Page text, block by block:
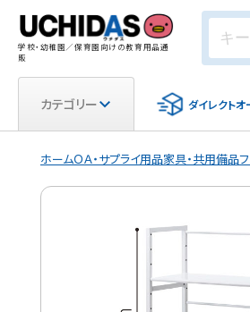
学校・幼稚園／保育園向けの教育用品通
販
カテゴリー ダイレクトオ
ホームＯＡ・サプライ用品家具・共用備品